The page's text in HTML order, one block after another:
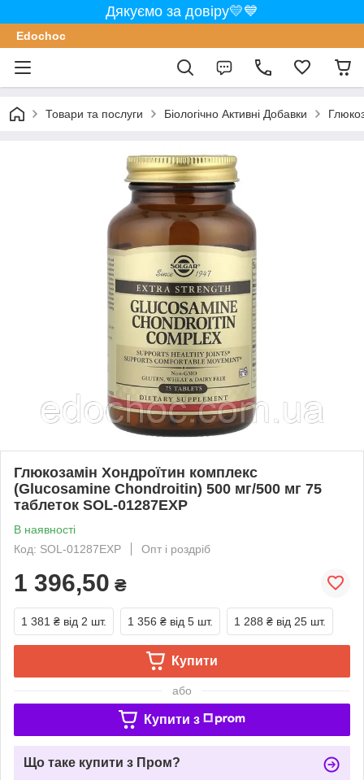
Дякуємо за довіру💛💙
Edochoс
Товари та послуги Біологічно Активні Добавки
Глюкозамін Хондроїтин комплекс
(Glucosamine Chondroitin) 500 мг/500 мг 75
таблеток SOL-01287EXP
В наявності
Код: SOL-01287EXP
Опт і роздріб
1 396,50 ₴
1 381 ₴ від 2 шт. 1 356 ₴ від 5 шт. 1 288 ₴ від 25 шт.
Купити
або
Купити з
Що таке купити з Пром?